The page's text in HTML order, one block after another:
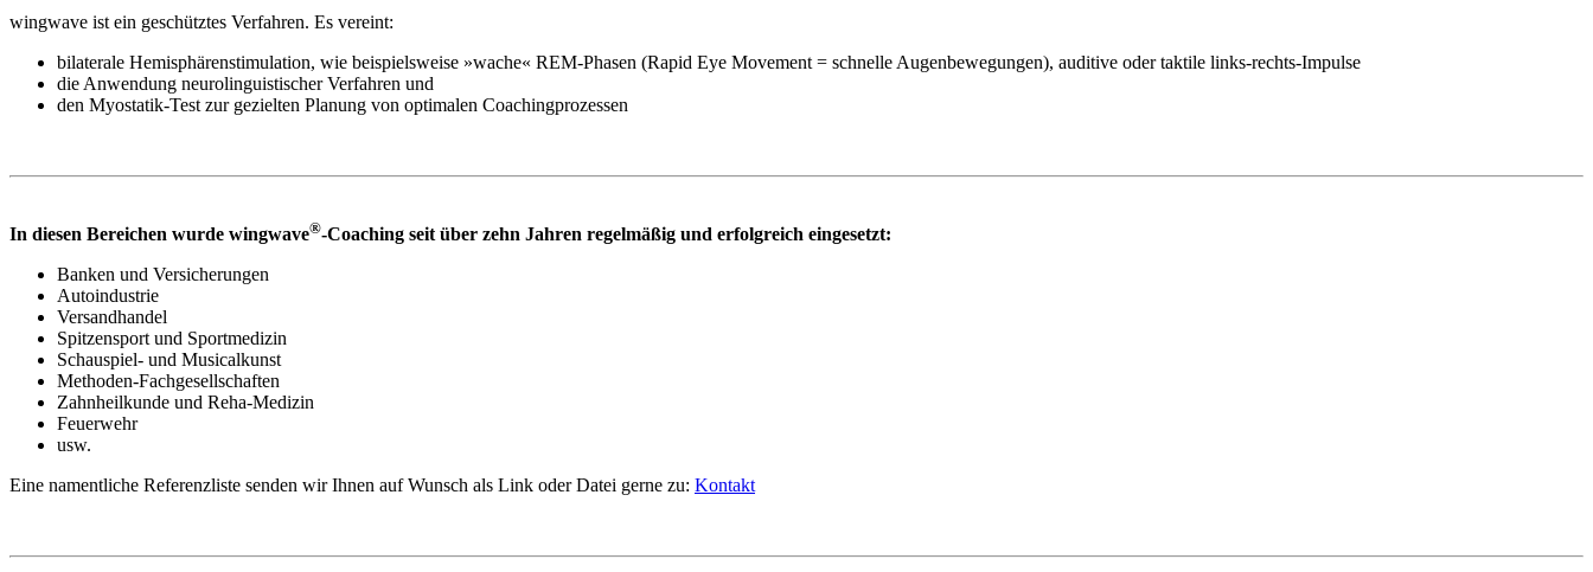
wingwave ist ein geschütztes Verfahren. Es vereint:
bilaterale Hemisphärenstimulation, wie beispielsweise »wache« REM-Phasen (Rapid Eye Movement = schnelle Augenbewegungen), auditive oder taktile links-rechts-Impulse
die Anwendung neurolinguistischer Verfahren und
den Myostatik-Test zur gezielten Planung von optimalen Coachingprozessen
In diesen Bereichen wurde wingwave®-Coaching seit über zehn Jahren regelmäßig und erfolgreich eingesetzt:
Banken und Versicherungen
Autoindustrie
Versandhandel
Spitzensport und Sportmedizin
Schauspiel- und Musicalkunst
Methoden-Fachgesellschaften
Zahnheilkunde und Reha-Medizin
Feuerwehr
usw.
Eine namentliche Referenzliste senden wir Ihnen auf Wunsch als Link oder Datei gerne zu: Kontakt